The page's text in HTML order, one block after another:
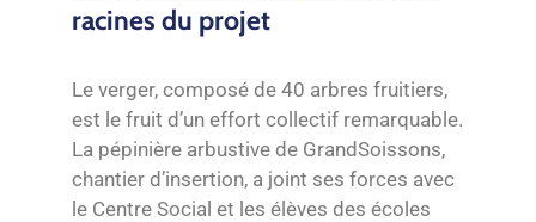
racines du projet
Le verger, composé de 40 arbres fruitiers,
est le fruit d’un effort collectif remarquable.
La pépinière arbustive de GrandSoissons,
chantier d’insertion, a joint ses forces avec
le Centre Social et les élèves des écoles